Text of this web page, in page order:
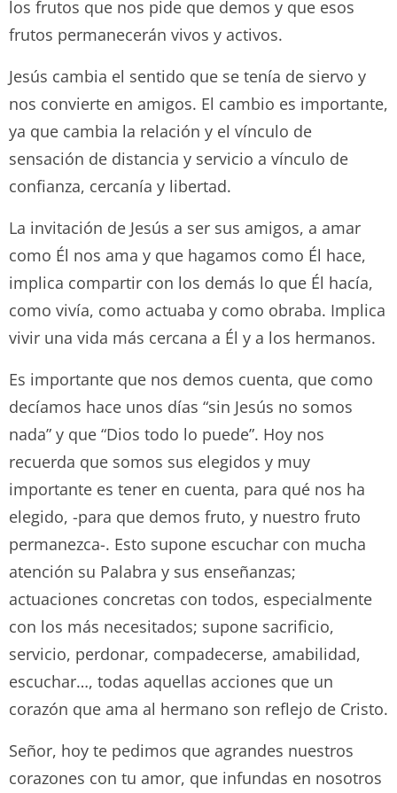
los frutos que nos pide que demos y que esos
frutos permanecerán vivos y activos.
Jesús cambia el sentido que se tenía de siervo y
nos convierte en amigos. El cambio es importante,
ya que cambia la relación y el vínculo de
sensación de distancia y servicio a vínculo de
confianza, cercanía y libertad.
La invitación de Jesús a ser sus amigos, a amar
como Él nos ama y que hagamos como Él hace,
implica compartir con los demás lo que Él hacía,
como vivía, como actuaba y como obraba. Implica
vivir una vida más cercana a Él y a los hermanos.
Es importante que nos demos cuenta, que como
decíamos hace unos días “sin Jesús no somos
nada” y que “Dios todo lo puede”. Hoy nos
recuerda que somos sus elegidos y muy
importante es tener en cuenta, para qué nos ha
elegido, -para que demos fruto, y nuestro fruto
permanezca-. Esto supone escuchar con mucha
atención su Palabra y sus enseñanzas;
actuaciones concretas con todos, especialmente
con los más necesitados; supone sacrificio,
servicio, perdonar, compadecerse, amabilidad,
escuchar…, todas aquellas acciones que un
corazón que ama al hermano son reflejo de Cristo.
Señor, hoy te pedimos que agrandes nuestros
corazones con tu amor, que infundas en nosotros